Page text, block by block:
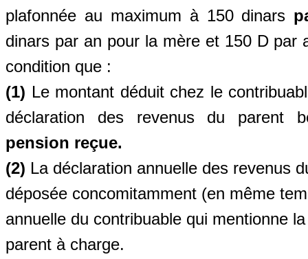
plafonnée au maximum à 150 dinars
dinars par an pour la mère et 150 D par
condition que :
(1) Le montant déduit chez le
déclaration des revenus du parent
pension reçue.
(2) La déclaration annuelle des revenus
déposée concomitamment (en même
annuelle du contribuable qui mentionne
parent à charge.